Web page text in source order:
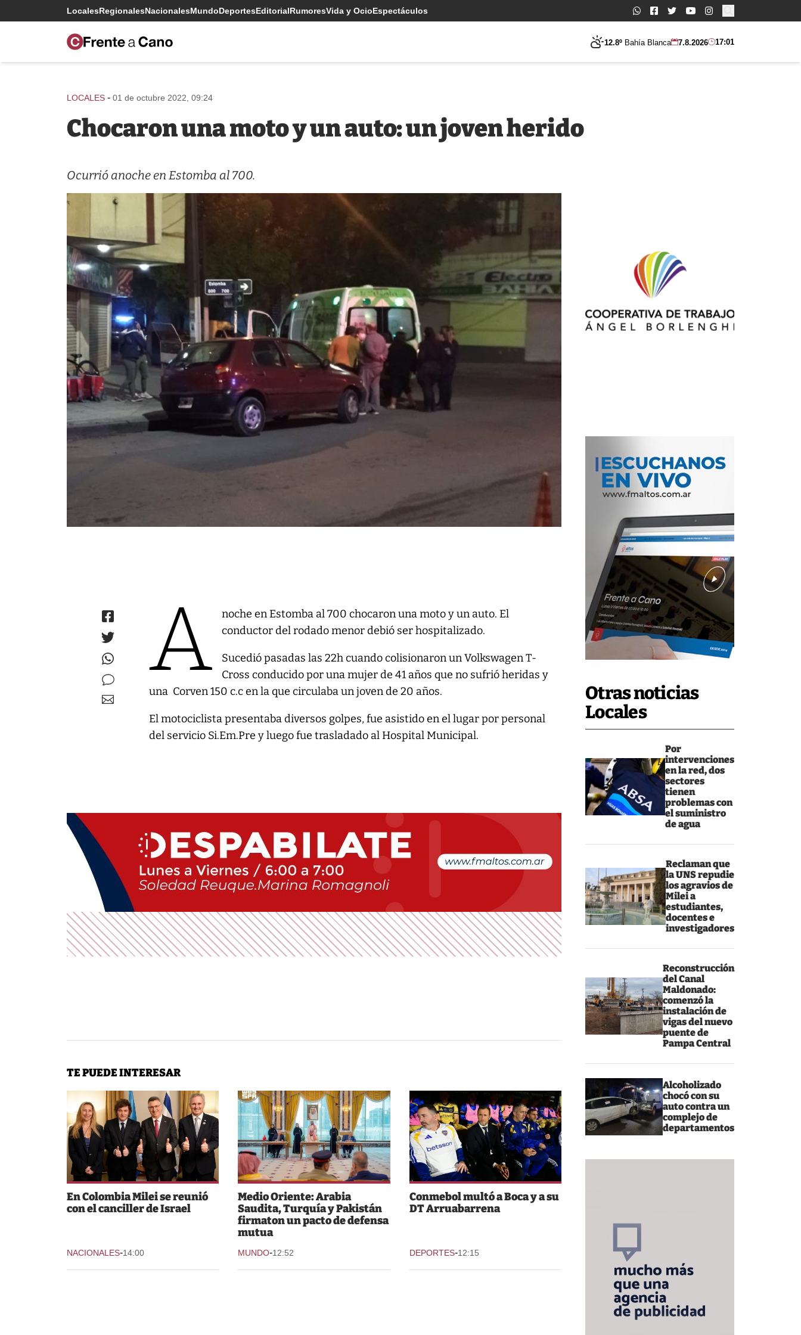
LocalesRegionalesNacionalesMundoDeportesEditorialRumoresVida y OcioEspectáculos Buscar:
12.8º Bahía Blanca 7.8.2026 17:01
Otras noticias
Locales
Por
intervenciones
en la red, dos
sectores
tienen
problemas con
el suministro
de agua
Reclaman que
la UNS repudie
los agravios de
Milei a
estudiantes,
docentes e
investigadores
Reconstrucción
del Canal
Maldonado:
comenzó la
instalación de
vigas del nuevo
puente de
Pampa Central
Alcoholizado
chocó con su
auto contra un
complejo de
departamentos
LOCALES - 01 de octubre 2022, 09:24
Chocaron una moto y un auto: un joven herido
Ocurrió anoche en Estomba al 700.
A
noche en Estomba al 700 chocaron una moto y un auto. El
conductor del rodado menor debió ser hospitalizado.
Sucedió pasadas las 22h cuando colisionaron un Volkswagen T-
Cross conducido por una mujer de 41 años que no sufrió heridas y
una Corven 150 c.c en la que circulaba un joven de 20 años.
El motociclista presentaba diversos golpes, fue asistido en el lugar por personal
del servicio Si.Em.Pre y luego fue trasladado al Hospital Municipal.
TE PUEDE INTERESAR
En Colombia Milei se reunió
con el canciller de Israel
NACIONALES-14:00
Medio Oriente: Arabia
Saudita, Turquía y Pakistán
firmaton un pacto de defensa
mutua
MUNDO-12:52
Conmebol multó a Boca y a su
DT Arruabarrena
DEPORTES-12:15